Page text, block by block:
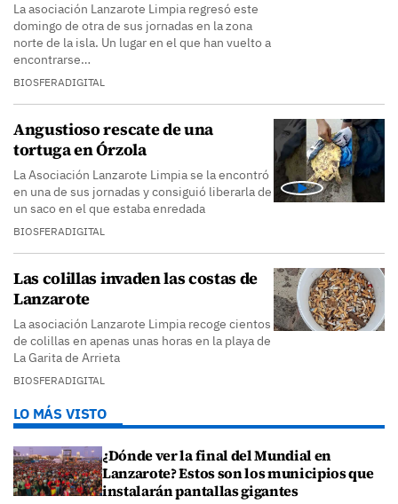
La asociación Lanzarote Limpia regresó este
domingo de otra de sus jornadas en la zona
norte de la isla. Un lugar en el que han vuelto a
encontrarse…
BIOSFERADIGITAL
Angustioso rescate de una
tortuga en Órzola
La Asociación Lanzarote Limpia se la encontró
en una de sus jornadas y consiguió liberarla de
un saco en el que estaba enredada
BIOSFERADIGITAL
Las colillas invaden las costas de
Lanzarote
La asociación Lanzarote Limpia recoge cientos
de colillas en apenas unas horas en la playa de
La Garita de Arrieta
BIOSFERADIGITAL
LO MÁS VISTO
¿Dónde ver la final del Mundial en
Lanzarote? Estos son los municipios que
instalarán pantallas gigantes